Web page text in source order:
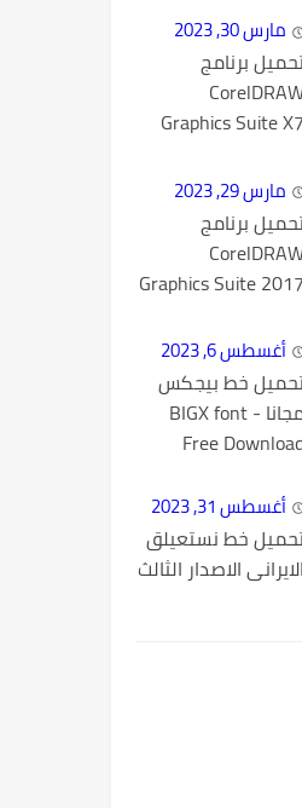
مارس 30, 2023
برنامج
Graphics Suite X7
مارس 29, 2023
برنامج
Graphics Suite 2017
التفعيل
أغسطس 6, 2023
خط بيجكس
مجانا - BIGX font
Free
أغسطس 31, 2023
خط نستعيلق
الايرانى الاصدار الثالث